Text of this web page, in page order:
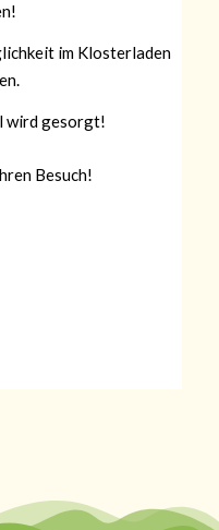
im Klosterladen
wird gesorgt!
Besuch!